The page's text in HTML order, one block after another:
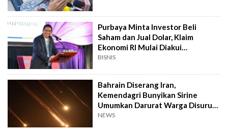
Purbaya Minta Investor Beli
Saham dan Jual Dolar, Klaim
Ekonomi RI Mulai Diakui
Internasional
BISNIS
Bahrain Diserang Iran,
Kemendagri Bunyikan Sirine
Umumkan Darurat Warga Disuruh
Berlindung
NEWS